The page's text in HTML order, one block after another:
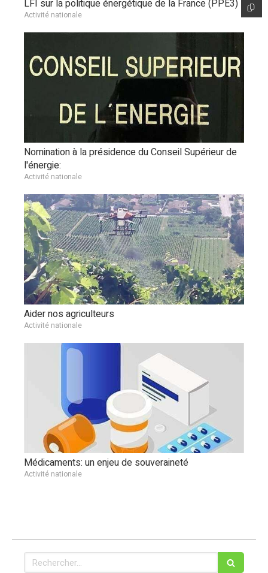
LFI sur la politique énergétique de la France (PPE3)
Activité nationale
Nomination à la présidence du Conseil Supérieur de
l'énergie:
Activité nationale
Aider nos agriculteurs
Activité nationale
Médicaments: un enjeu de souveraineté
Activité nationale
Rechercher